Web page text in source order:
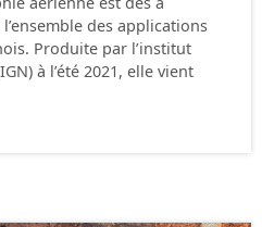
des applications
Produite par l’institut
à l’été 2021, elle vient